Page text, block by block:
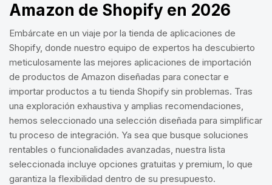
Amazon de Shopify en 2026
Embárcate en un viaje por la tienda de aplicaciones de
Shopify, donde nuestro equipo de expertos ha descubierto
meticulosamente las mejores aplicaciones de importación
de productos de Amazon diseñadas para conectar e
importar productos a tu tienda Shopify sin problemas. Tras
una exploración exhaustiva y amplias recomendaciones,
hemos seleccionado una selección diseñada para simplificar
tu proceso de integración. Ya sea que busque soluciones
rentables o funcionalidades avanzadas, nuestra lista
seleccionada incluye opciones gratuitas y premium, lo que
garantiza la flexibilidad dentro de su presupuesto.